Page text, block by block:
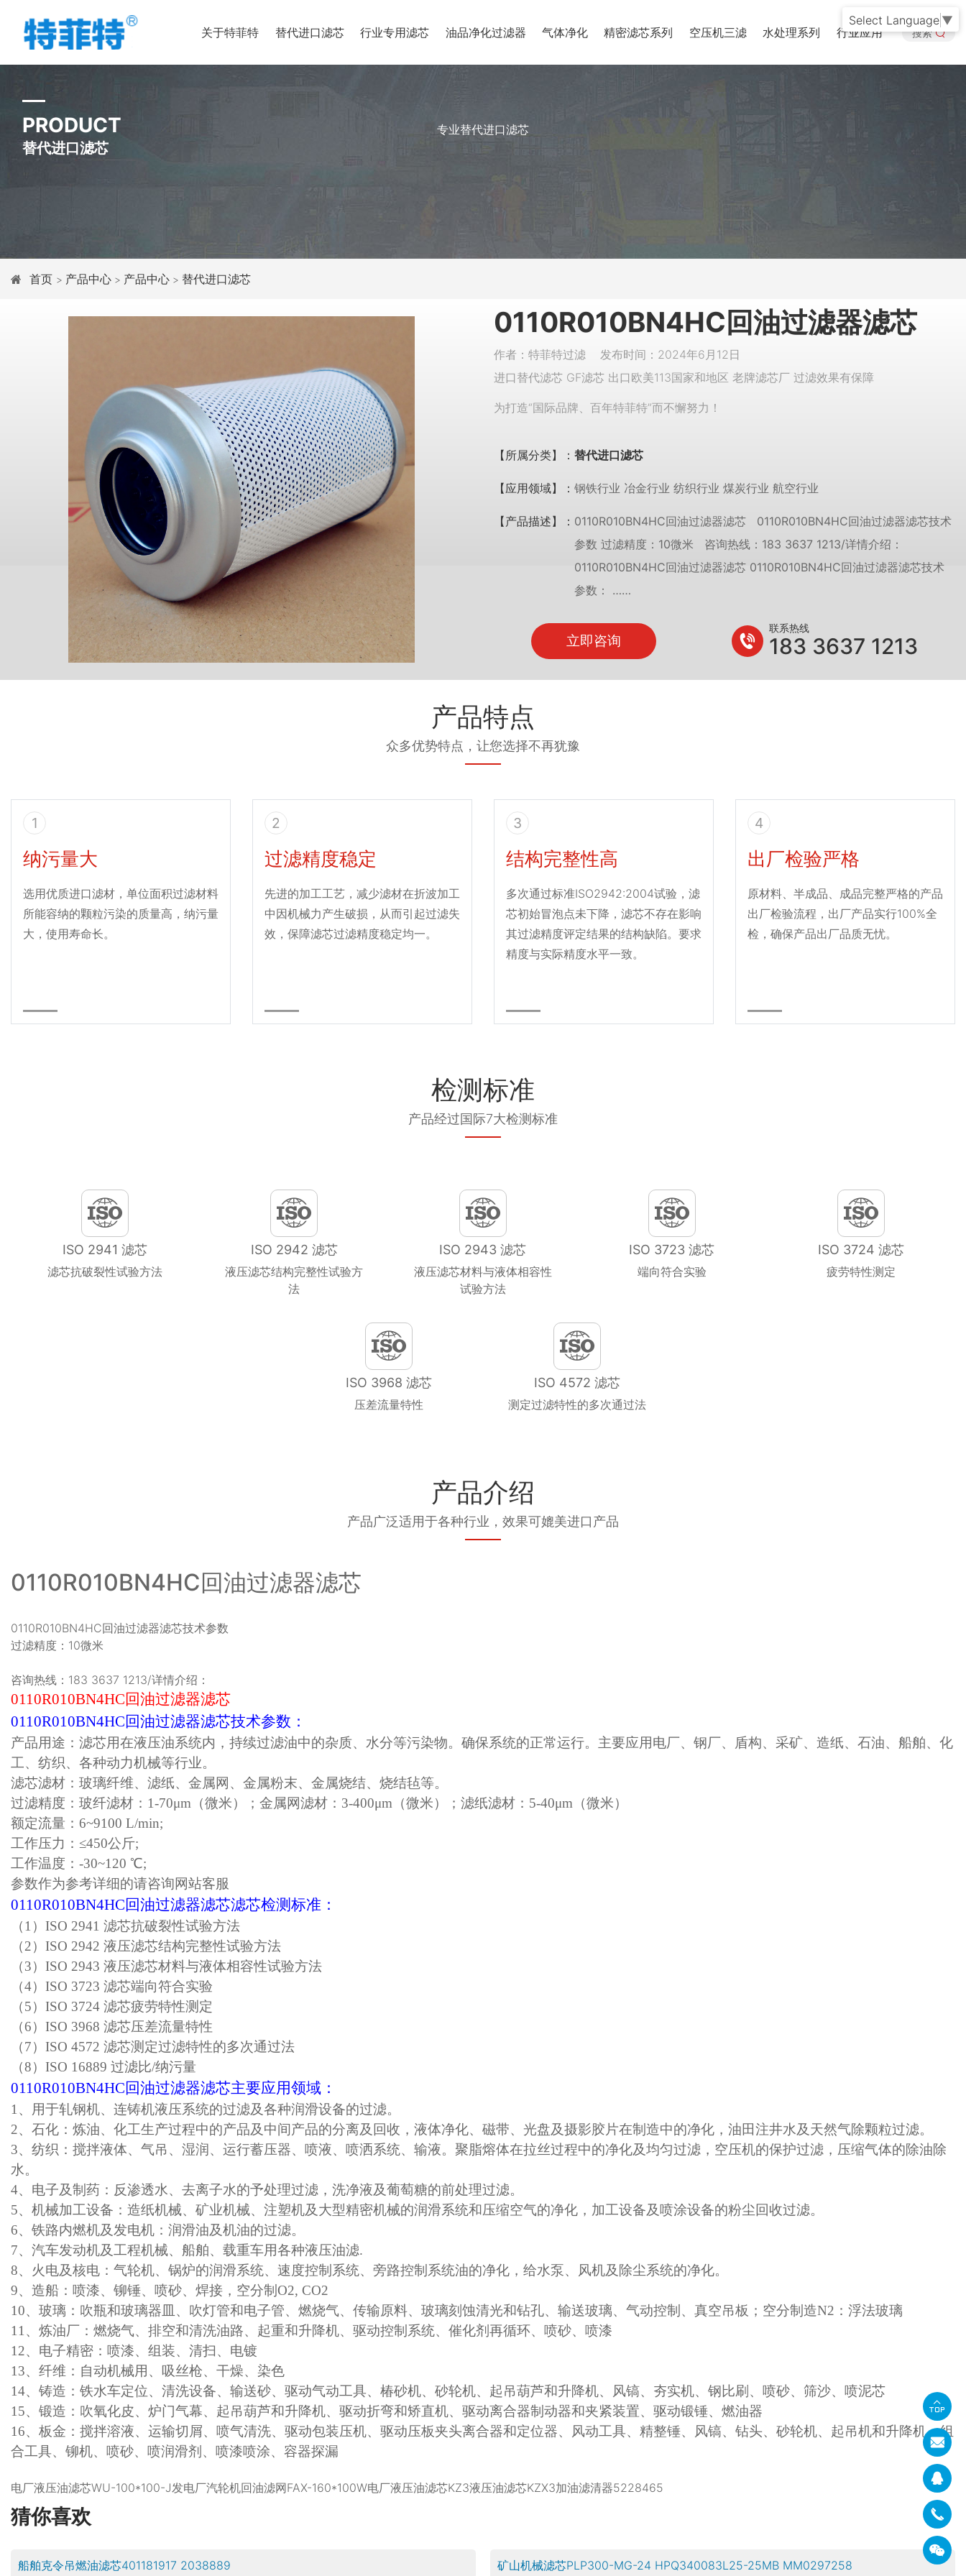
关于特菲特 替代进口滤芯 行业专用滤芯 油品净化过滤器 气体净化 精密滤芯系列 空压机三滤 水处理系列 行业应用 搜索
PRODUCT
替代进口滤芯
专业替代进口滤芯
首页 > 产品中心 > 产品中心 > 替代进口滤芯
0110R010BN4HC回油过滤器滤芯
作者：特菲特过滤 发布时间：2024年6月12日
进口替代滤芯 GF滤芯 出口欧美113国家和地区 老牌滤芯厂 过滤效果有保障
为打造“国际品牌、百年特菲特”而不懈努力！
【所属分类】： 替代进口滤芯
【应用领域】： 钢铁行业 冶金行业 纺织行业 煤炭行业 航空行业
【产品描述】： 0110R010BN4HC回油过滤器滤芯 0110R010BN4HC回油过滤器滤芯技术
参数 过滤精度：10微米 咨询热线：183 3637 1213/详情介绍：
0110R010BN4HC回油过滤器滤芯 0110R010BN4HC回油过滤器滤芯技术
参数： ……
立即咨询
联系热线
183 3637 1213
产品特点
众多优势特点，让您选择不再犹豫
1
纳污量大
选用优质进口滤材，单位面积过滤材料
所能容纳的颗粒污染的质量高，纳污量
大，使用寿命长。
2
过滤精度稳定
先进的加工工艺，减少滤材在折波加工
中因机械力产生破损，从而引起过滤失
效，保障滤芯过滤精度稳定均一。
3
结构完整性高
多次通过标准ISO2942:2004试验，滤
芯初始冒泡点未下降，滤芯不存在影响
其过滤精度评定结果的结构缺陷。要求
精度与实际精度水平一致。
4
出厂检验严格
原材料、半成品、成品完整严格的产品
出厂检验流程，出厂产品实行100%全
检，确保产品出厂品质无忧。
检测标准
产品经过国际7大检测标准
ISO 2941 滤芯
滤芯抗破裂性试验方法
ISO 2942 滤芯
液压滤芯结构完整性试验方
法
ISO 2943 滤芯
液压滤芯材料与液体相容性
试验方法
ISO 3723 滤芯
端向符合实验
ISO 3724 滤芯
疲劳特性测定
ISO 3968 滤芯
压差流量特性
ISO 4572 滤芯
测定过滤特性的多次通过法
产品介绍
产品广泛适用于各种行业，效果可媲美进口产品
0110R010BN4HC回油过滤器滤芯
0110R010BN4HC回油过滤器滤芯技术参数
过滤精度：10微米
咨询热线：183 3637 1213/详情介绍：
0110R010BN4HC回油过滤器滤芯
0110R010BN4HC回油过滤器滤芯技术参数：
产品用途：滤芯用在液压油系统内，持续过滤油中的杂质、水分等污染物。确保系统的正常运行。主要应用电厂、钢厂、盾构、采矿、造纸、石油、船舶、化
工、纺织、各种动力机械等行业。
滤芯滤材： 玻璃纤维、 滤纸、 金属网 、 金属粉末、 金属烧结、 烧结毡等。
过滤精度：玻纤滤材： 1-70μm（微米）； 金属网滤材： 3-400μm（微米）； 滤纸滤材： 5-40μm（微米）
额定流量： 6~9100 L/min;
工作压力： ≤450公斤;
工作温度： -30~120 ℃;
参数作为参考详细的请咨询网站客服
0110R010BN4HC回油过滤器滤芯滤芯检测标准：
（1）ISO 2941 滤芯抗破裂性试验方法
（2）ISO 2942 液压滤芯结构完整性试验方法
（3）ISO 2943 液压滤芯材料与液体相容性试验方法
（4）ISO 3723 滤芯端向符合实验
（5）ISO 3724 滤芯疲劳特性测定
（6）ISO 3968 滤芯压差流量特性
（7）ISO 4572 滤芯测定过滤特性的多次通过法
（8） ISO 16889 过滤比/纳污量
0110R010BN4HC回油过滤器滤芯主要应用领域：
1、用于轧钢机、连铸机液压系统的过滤及各种润滑设备的过滤。
2、石化：炼油、化工生产过程中的产品及中间产品的分离及回收，液体净化、磁带、光盘及摄影胶片在制造中的净化，油田注井水及天然气除颗粒过滤。
3、纺织：搅拌液体、气吊、湿润、运行蓄压器、喷液、喷洒系统、输液。聚脂熔体在拉丝过程中的净化及均匀过滤，空压机的保护过滤，压缩气体的除油除
水。
4、电子及制药：反渗透水、去离子水的予处理过滤，洗净液及葡萄糖的前处理过滤。
5、机械加工设备：造纸机械、矿业机械、注塑机及大型精密机械的润滑系统和压缩空气的净化，加工设备及喷涂设备的粉尘回收过滤。
6、铁路内燃机及发电机：润滑油及机油的过滤。
7、汽车发动机及工程机械、船舶、载重车用各种液压油滤.
8、火电及核电：气轮机、锅炉的润滑系统、速度控制系统、旁路控制系统油的净化，给水泵、风机及除尘系统的净化。
9、造船：喷漆、铆锤、喷砂、焊接，空分制O2, CO2
10、玻璃：吹瓶和玻璃器皿、吹灯管和电子管、燃烧气、传输原料、玻璃刻蚀清光和钻孔、输送玻璃、气动控制、真空吊板；空分制造N2：浮法玻璃
11、炼油厂：燃烧气、排空和清洗油路、起重和升降机、驱动控制系统、催化剂再循环、喷砂、喷漆
12、电子精密：喷漆、组装、清扫、电镀
13、纤维：自动机械用、吸丝枪、干燥、染色
14、铸造：铁水车定位、清洗设备、输送砂、驱动气动工具、椿砂机、砂轮机、起吊葫芦和升降机、风镐、夯实机、钢比刷、喷砂、筛沙、喷泥芯
15、锻造：吹氧化皮、炉门气幕、起吊葫芦和升降机、驱动折弯和矫直机、驱动离合器制动器和夹紧装置、驱动锻锤、燃油器
16、板金：搅拌溶液、运输切屑、喷气清洗、驱动包装压机、驱动压板夹头离合器和定位器、风动工具、精整锤、风镐、钻头、砂轮机、起吊机和升降机、组
合工具、铆机、喷砂、喷润滑剂、喷漆喷涂、容器探漏
电厂液压油滤芯WU-100*100-J发电厂汽轮机回油滤网FAX-160*100W电厂液压油滤芯KZ3液压油滤芯KZX3加油滤清器5228465
猜你喜欢
船舶克令吊燃油滤芯401181917 2038889 矿山机械滤芯PLP300-MG-24 HPQ340083L25-25MB MM0297258
Select Language ▼